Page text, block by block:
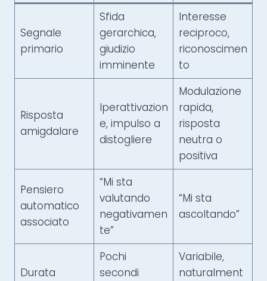
Segnale
primario
Sfida
gerarchica,
giudizio
imminente
Interesse
reciproco,
riconoscimen
to
Risposta
amigdalare
Iperattivazion
e, impulso a
distogliere
Modulazione
rapida,
risposta
neutra o
positiva
Pensiero
automatico
associato
“Mi sta
valutando
negativamen
te”
“Mi sta
ascoltando”
Durata
Pochi
secondi
Variabile,
naturalment